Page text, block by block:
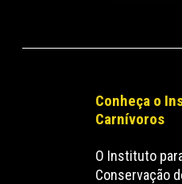
Conheça o
Carnívoros
O Instituto
Conservação